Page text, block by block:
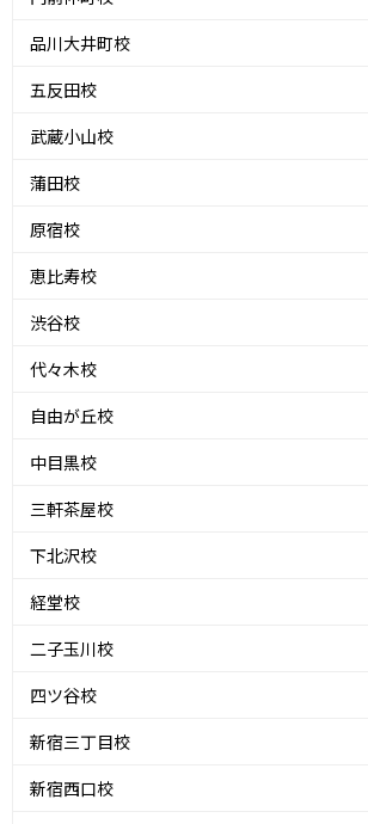
品川大井町校
五反田校
武蔵小山校
蒲田校
原宿校
恵比寿校
渋谷校
代々木校
自由が丘校
中目黒校
三軒茶屋校
下北沢校
経堂校
二子玉川校
四ツ谷校
新宿三丁目校
新宿西口校